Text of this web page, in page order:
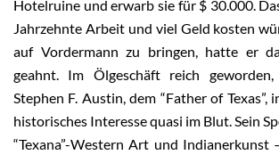
Hotelruine und erwarb sie für $ 30.000.
Jahrzehnte Arbeit und viel Geld kosten
auf Vordermann zu bringen, hatte er
geahnt. Im Ölgeschäft reich
Stephen F. Austin, dem “Father of Texas”,
historisches Interesse quasi im Blut. Sein
“Texana”-Western Art und Indianerkunst